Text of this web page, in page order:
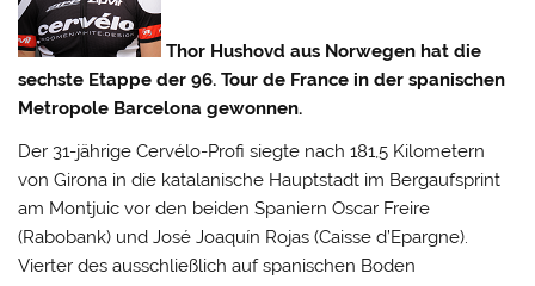
Thor Hushovd aus Norwegen hat die
sechste Etappe der 96. Tour de France in der spanischen
Metropole Barcelona gewonnen.
Der 31-jährige Cervélo-Profi siegte nach 181,5 Kilometern
von Girona in die katalanische Hauptstadt im Bergaufsprint
am Montjuic vor den beiden Spaniern Oscar Freire
(Rabobank) und José Joaquín Rojas (Caisse d’Epargne).
Vierter des ausschließlich auf spanischen Boden